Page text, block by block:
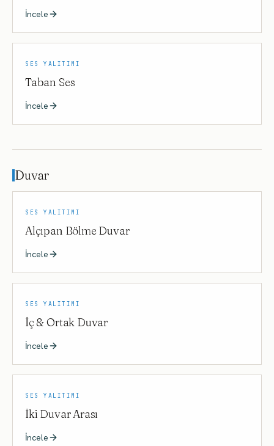
İncele
SES YALITIMI
Taban Ses
İncele
Duvar
SES YALITIMI
Alçıpan Bölme Duvar
İncele
SES YALITIMI
İç & Ortak Duvar
İncele
SES YALITIMI
İki Duvar Arası
İncele